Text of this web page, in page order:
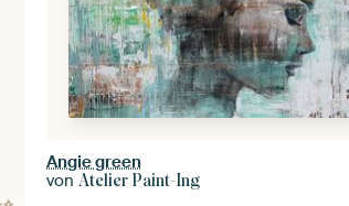
Angie green
vonAtelier Paint-Ing